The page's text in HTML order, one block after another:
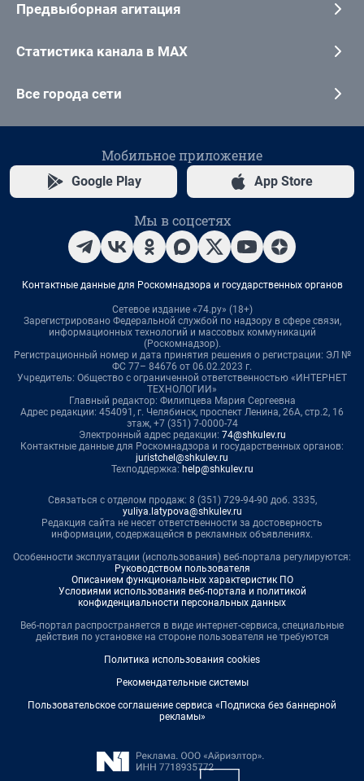
Предвыборная агитация
Статистика канала в MAX
Все города сети
Мобильное приложение
Google Play App Store
Мы в соцсетях
Контактные данные для Роскомнадзора и государственных органов
Сетевое издание «74.ру» (18+)
Зарегистрировано Федеральной службой по надзору в сфере связи,
информационных технологий и массовых коммуникаций
(Роскомнадзор).
Регистрационный номер и дата принятия решения о регистрации: ЭЛ №
ФС 77– 84676 от 06.02.2023 г.
Учредитель: Общество с ограниченной ответственностью «ИНТЕРНЕТ
ТЕХНОЛОГИИ»
Главный редактор: Филипцева Мария Сергеевна
Адрес редакции: 454091, г. Челябинск, проспект Ленина, 26А, стр.2, 16
этаж, +7 (351) 7-0000-74
Электронный адрес редакции: 74@shkulev.ru
Контактные данные для Роскомнадзора и государственных органов:
juristchel@shkulev.ru
Техподдержка: help@shkulev.ru
Связаться с отделом продаж: 8 (351) 729-94-90 доб. 3335,
yuliya.latypova@shkulev.ru
Редакция сайта не несет ответственности за достоверность
информации, содержащейся в рекламных объявлениях.
Особенности эксплуатации (использования) веб-портала регулируются:
Руководством пользователя
Описанием функциональных характеристик ПО
Условиями использования веб-портала и политикой
конфиденциальности персональных данных
Веб-портал распространяется в виде интернет-сервиса, специальные
действия по установке на стороне пользователя не требуются
Политика использования cookies
Рекомендательные системы
Пользовательское соглашение сервиса «Подписка без баннерной
рекламы»